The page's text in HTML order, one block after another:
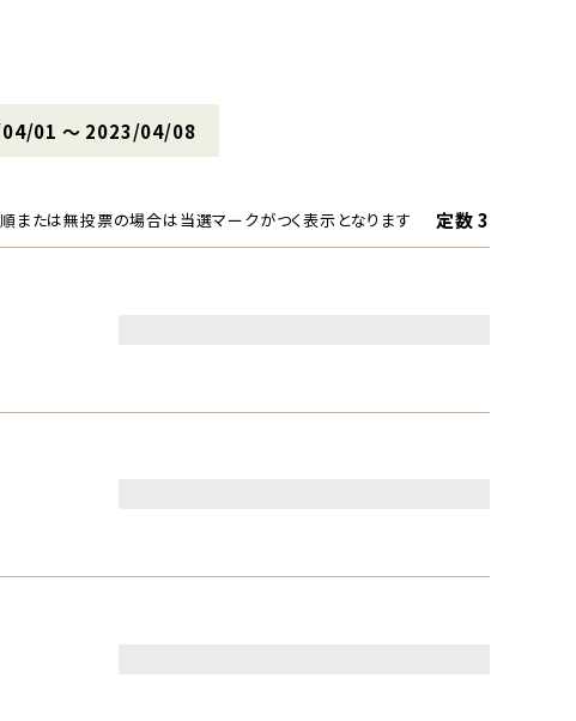
01 〜 2023/04/08
または無投票の場合は当選マークがつく表示となります 定数 3